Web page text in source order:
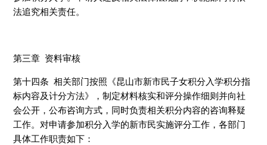
法追究相关责任。
第三章 资料审核
第十四条 相关部门按照《昆山市新市民子女积分入学积分指
标内容及计分方法》，制定材料核实和评分操作细则并向社
会公开，公布咨询方式，同时负责相关积分内容的咨询释疑
工作。对申请参加积分入学的新市民实施评分工作，各部门
具体工作职责如下：